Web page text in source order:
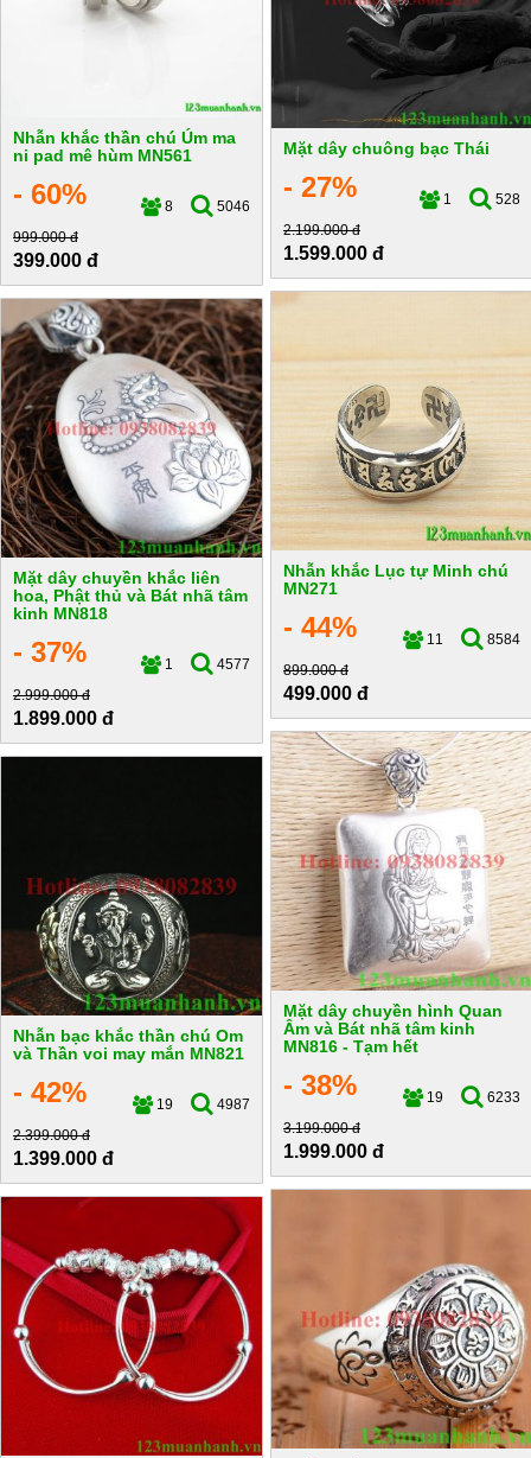
Nhẫn khắc thần chú Úm ma
ni pad mê hùm MN561
- 60% 8
5046
999.000 đ
399.000 đ
Mặt dây chuông bạc Thái
- 27% 1
528
2.199.000 đ
1.599.000 đ
Nhẫn khắc Lục tự Minh chú
MN271
- 44% 11
8584
899.000 đ
499.000 đ
Mặt dây chuyền khắc liên
hoa, Phật thủ và Bát nhã tâm
kinh MN818
- 37% 1
4577
2.999.000 đ
1.899.000 đ
Mặt dây chuyền hình Quan
Âm và Bát nhã tâm kinh
MN816 - Tạm hết
- 38% 19
6233
3.199.000 đ
1.999.000 đ
Nhẫn bạc khắc thần chú Om
và Thần voi may mắn MN821
- 42% 19
4987
2.399.000 đ
1.399.000 đ